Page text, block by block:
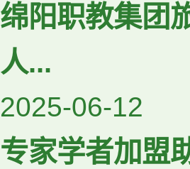
绵阳职教集团
人...
2025-06-12
专家学者加盟